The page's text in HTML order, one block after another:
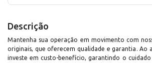
Descrição
Mantenha sua operação em movimento com
originais, que oferecem qualidade e garantia. Ao
investe em custo-benefício, garantindo o